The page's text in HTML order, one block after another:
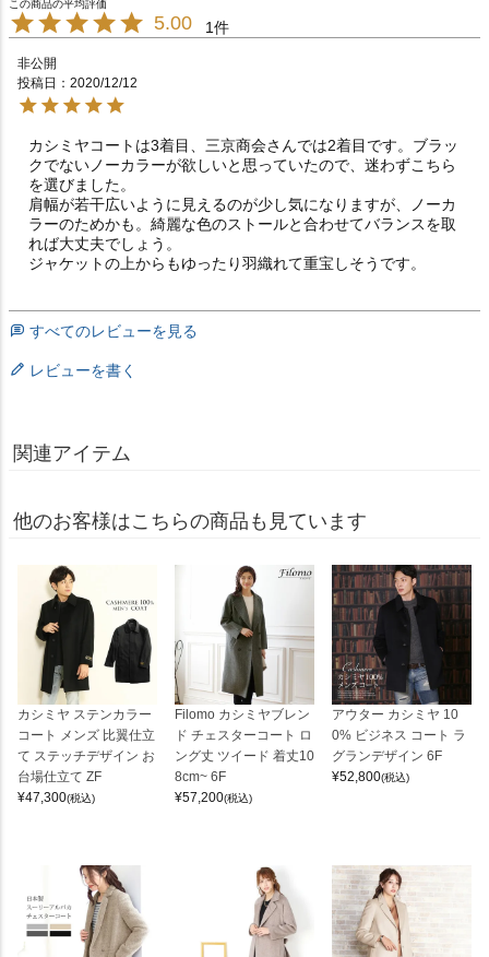
5.00 1
非公開
投稿日
2020/12/12
カシミヤコートは3着目、三京商会さんでは2着目です。ブラッ
クでないノーカラーが欲しいと思っていたので、迷わずこちら
を選びました。
肩幅が若干広いように見えるのが少し気になりますが、ノーカ
ラーのためかも。綺麗な色のストールと合わせてバランスを取
れば大丈夫でしょう。
ジャケットの上からもゆったり羽織れて重宝しそうです。
すべてのレビューを見る
レビューを書く
関連アイテム
他のお客様はこちらの商品も見ています
カシミヤ ステンカラー
コート メンズ 比翼仕立
て ステッチデザイン お
台場仕立て ZF
¥47,300(税込)
Filomo カシミヤブレン
ド チェスターコート ロ
ング丈 ツイード 着丈10
8cm~ 6F
¥57,200(税込)
アウター カシミヤ 10
0% ビジネス コート ラ
グランデザイン 6F
¥52,800(税込)